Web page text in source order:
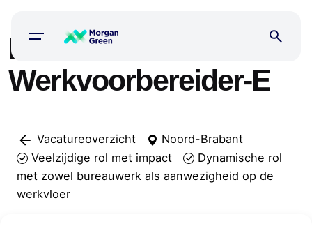
Interim
Werkvoorbereider-E
Vacatureoverzicht
Noord-Brabant
Veelzijdige rol met impact
Dynamische rol
met zowel bureauwerk als aanwezigheid op de
werkvloer